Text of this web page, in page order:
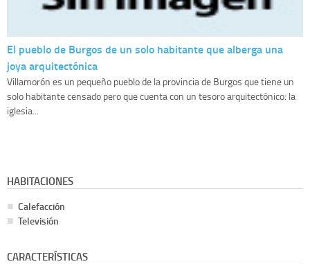
El pueblo de Burgos de un solo habitante que alberga una
joya arquitectónica
Villamorón es un pequeño pueblo de la provincia de Burgos que tiene un
solo habitante censado pero que cuenta con un tesoro arquitectónico: la
iglesia...
HABITACIONES
Calefacción
Televisión
CARACTERÍSTICAS